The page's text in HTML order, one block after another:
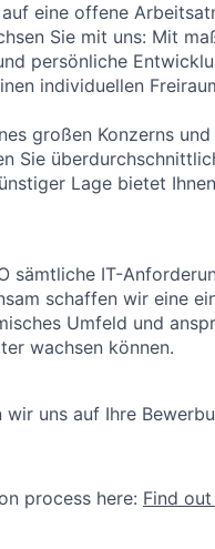
eine offene
Sie mit uns: Mit
persönliche
individuellen
großen Konzerns
Sie
Lage bietet
sämtliche IT-
schaffen wir eine
Umfeld und
wachsen können.
uns auf Ihre
process here: Find